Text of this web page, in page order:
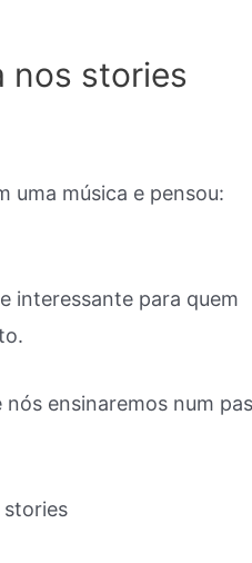
nos stories
uma música e pensou:
interessante para quem
ensinaremos num